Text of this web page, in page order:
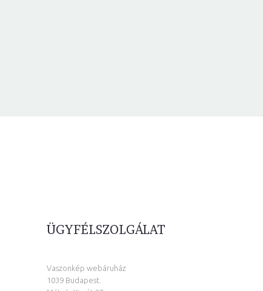
ÜGYFÉLSZOLGÁLAT
Vaszonkép webáruház
1039 Budapest.